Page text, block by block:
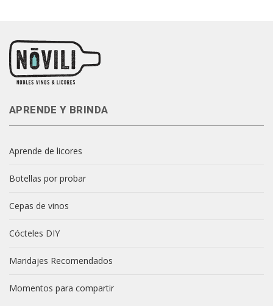
APRENDE Y BRINDA
Aprende de licores
Botellas por probar
Cepas de vinos
Cócteles DIY
Maridajes Recomendados
Momentos para compartir